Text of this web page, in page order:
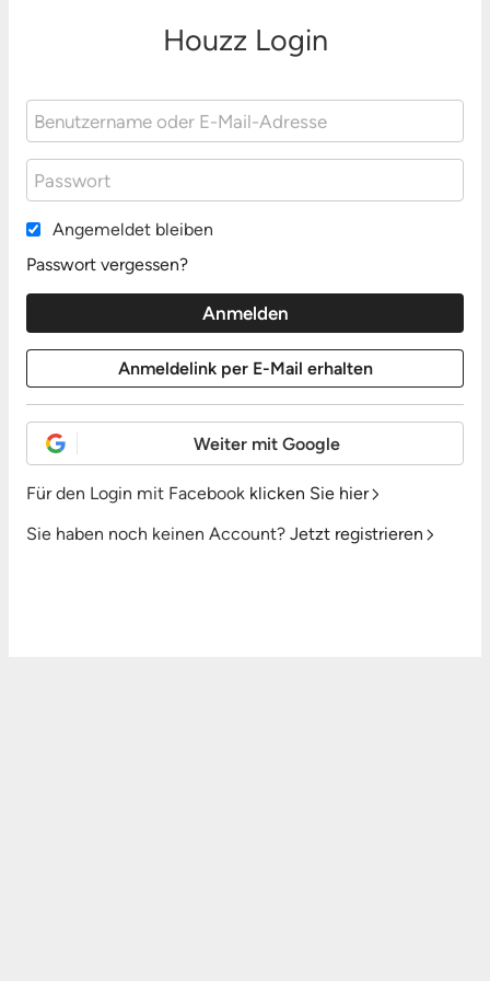
Houzz Login
Angemeldet bleiben
Passwort vergessen?
Weiter mit Google
Für den Login mit Facebook klicken Sie hier
Sie haben noch keinen Account? Jetzt registrieren